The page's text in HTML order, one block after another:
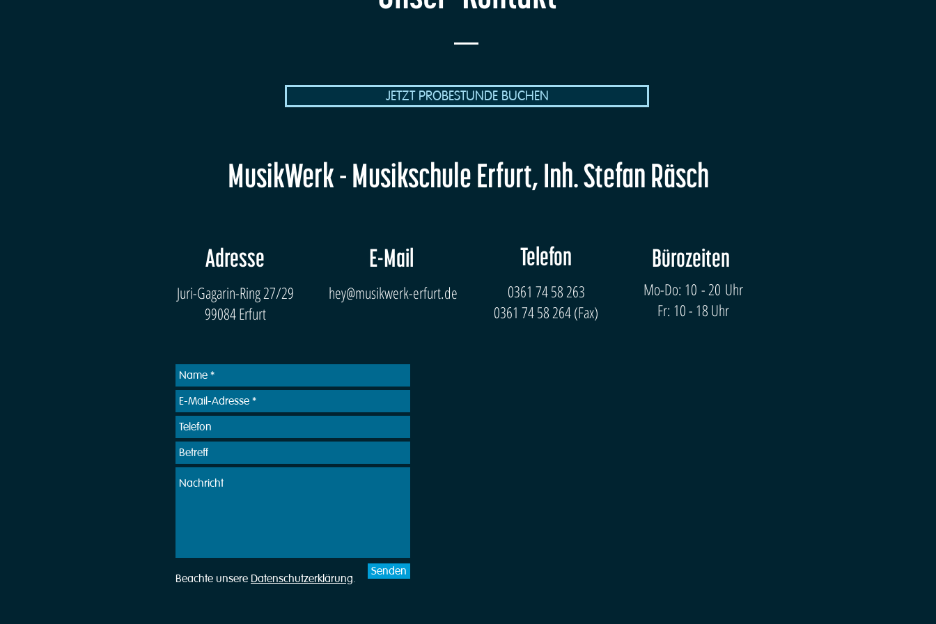
JETZT PROBESTUNDE BUCHEN
MusikWerk - Musikschule Erfurt, Inh. Stefan Räsch
Adresse
Juri-Gagarin-Ring 27/29
99084 Erfurt
E-Mail
hey@musikwerk-erfurt.de
Telefon
0361 74 58 263
0361 74 58 264 (Fax)
Bürozeiten
Mo-Do: 10 - 20 Uhr
Fr: 10 - 18 Uhr
Beachte unsere Datenschutzerklärung.
Senden